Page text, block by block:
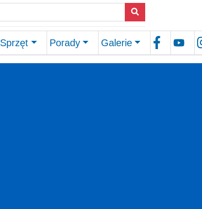
Sprzęt Porady Galerie